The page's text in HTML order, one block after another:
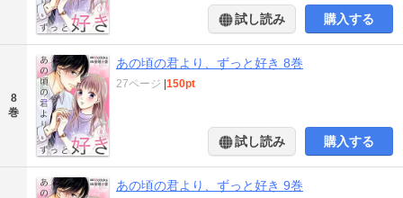
試し読み 購入する
8
巻
あの頃の君より、ずっと好き 8巻
27ページ |150pt
試し読み 購入する
あの頃の君より、ずっと好き 9巻